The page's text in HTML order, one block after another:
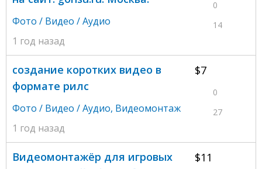
0
14
Фото / Видео / Аудио
1 год назад
$7
0
27
создание коротких видео в
формате рилс
Фото / Видео / Аудио, Видеомонтаж
1 год назад
$11
Видеомонтажёр для игровых